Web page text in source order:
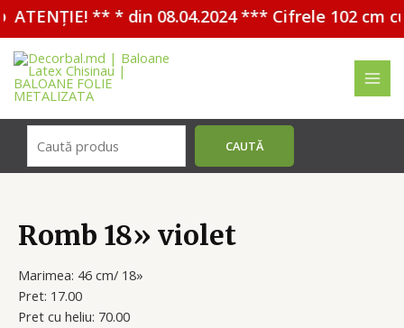
ATENȚIE! ** * din 08.04.2024 *** Cifrele 102 cm
Перейти
содержимому
CAUTĂ
Romb 18» violet
Marimea: 46 cm/ 18»
Pret: 17.00
Pret cu heliu: 70.00